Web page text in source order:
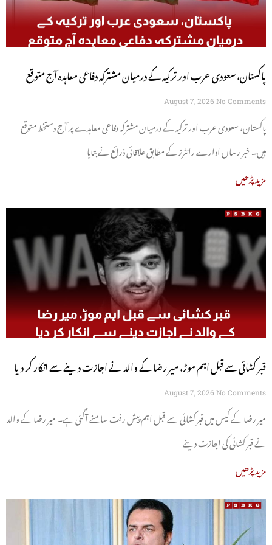
پاکستان، سعودی عرب اور ترکیہ کے درمیان مشترکہ دفاعی معاہدہ آج متوقع
August 7, 2026 No Comments
پاکستان، سعودی عرب اور ترکیہ کے درمیان مشترکہ دفاعی معاہدے پر آج دستخط متوقع
ہیں۔ خبر رساں ادارے رائٹرز کے مطابق علاقائی ذرائع نے بتایا
مزید پڑھیں
قبر کشائی سے قبل اہم موڑ، میر رضا کے والد نے اجازت دینے سے انکار کر دیا
August 7, 2026 No Comments
میر رضا کے کیس میں قبر کشائی سے قبل اہم پیش رفت سامنے آگئی ہے۔ میر رضا کے والد
نے قبر کشائی کی اجازت دینے
مزید پڑھیں